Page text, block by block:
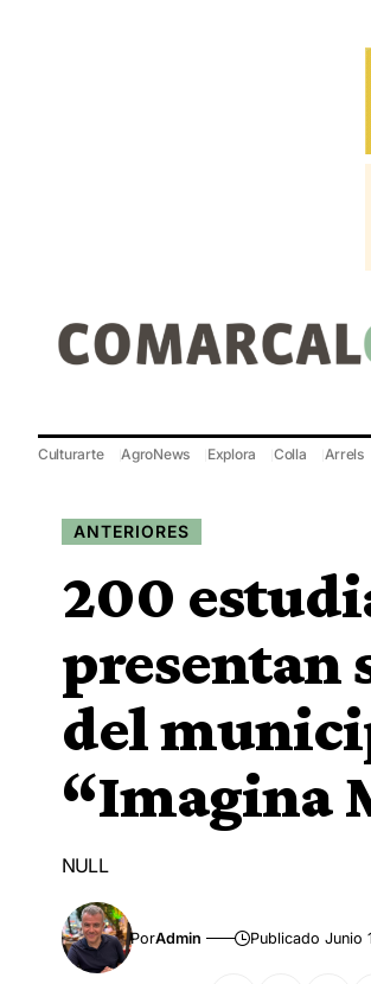
Culturarte AgroNews Explora Colla Arrels
ANTERIORES
200
presentan
del
“Imagina
NULL
PorAdmin Publicado Junio